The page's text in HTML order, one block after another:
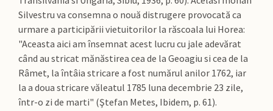
Silvestru va consemna o nouă distrugere provocată ca
urmare a participării vietuitorilor la răscoala lui Horea:
"Aceasta aici am însemnat acest lucru cu jale adevărat
când au stricat mănăstirea cea de la Geoagiu si cea de la
Râmet, la întâia stricare a fost numărul anilor 1762, iar
la a doua stricare văleatul 1785 luna decembrie 23 zile,
într-o zi de marti" (Ştefan Metes, Ibidem, p. 61).